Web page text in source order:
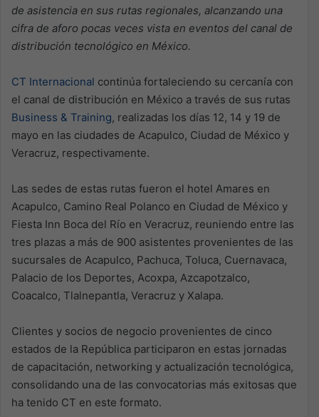
de asistencia en sus rutas regionales, alcanzando una
cifra de aforo pocas veces vista en eventos del canal de
distribución tecnológico en México.
CT Internacional continúa fortaleciendo su cercanía con
el canal de distribución en México a través de sus rutas
Business & Training, realizadas los días 12, 14 y 19 de
mayo en las ciudades de Acapulco, Ciudad de México y
Veracruz, respectivamente.
Las sedes de estas rutas fueron el hotel Amares en
Acapulco, Camino Real Polanco en Ciudad de México y
Fiesta Inn Boca del Río en Veracruz, reuniendo entre las
tres plazas a más de 900 asistentes provenientes de las
sucursales de Acapulco, Pachuca, Toluca, Cuernavaca,
Palacio de los Deportes, Acoxpa, Azcapotzalco,
Coacalco, Tlalnepantla, Veracruz y Xalapa.
Clientes y socios de negocio provenientes de cinco
estados de la República participaron en estas jornadas
de capacitación, networking y actualización tecnológica,
consolidando una de las convocatorias más exitosas que
ha tenido CT en este formato.